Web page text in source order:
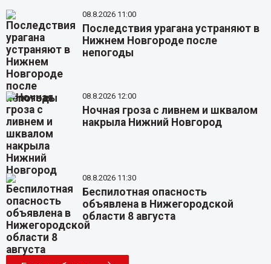
08.8.2026 11:00
Последствия урагана устраняют в
Нижнем Новгороде после
непогоды
08.8.2026 12:00
Ночная гроза с ливнем и шквалом
накрыла Нижний Новгород
08.8.2026 11:30
Беспилотная опасность
объявлена в Нижегородской
области 8 августа